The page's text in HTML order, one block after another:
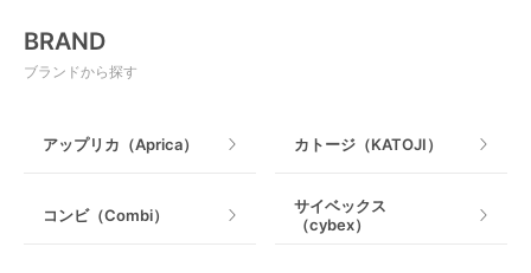
室内遊具
授乳グッズ・ママ用品
BRAND
ブランドから探す
アップリカ（Aprica） カトージ（KATOJI）
コンビ（Combi）
サイベックス
（cybex）